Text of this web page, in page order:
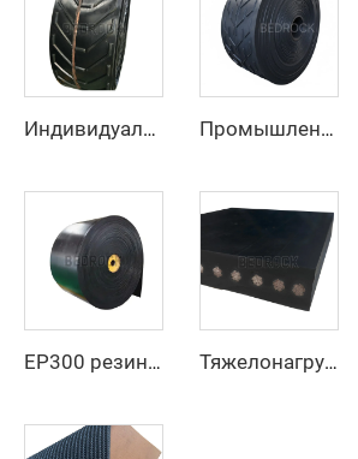
Индивидуальный конвейерный ремень U-образного сечения, высокопрочный конвейерный ремень для транспортировки материалов при высоких температурах Промышленный конвейерный ремень, цена производителя, тяжелый резиновый конвейерный ремень с шевронным рисунком EP250 для горнодобывающей промышленности
EP300 резиновый конвейерный ремень из 3 слоев с высокой устойчивостью к истиранию, шириной 800 мм/1000 мм/1200 мм, для добычи угля Тяжелонагруженный стальной канатный конвейерный ремень для транспортировки цемента и карьерных сыпучих материалов на большие расстояния